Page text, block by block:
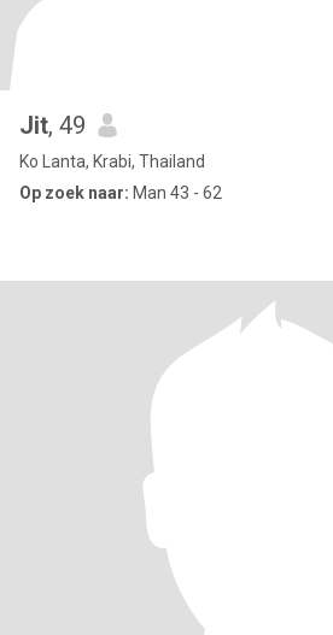
Jit, 49
Ko Lanta, Krabi, Thailand
Op zoek naar: Man 43 - 62